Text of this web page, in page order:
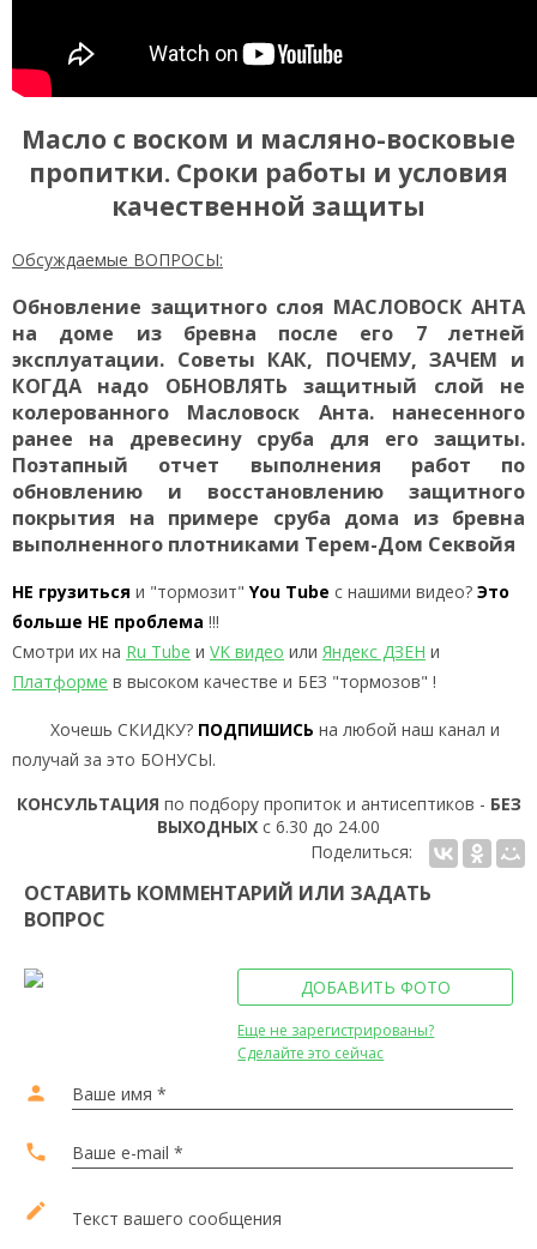
Масло с воском и масляно-восковые
пропитки. Сроки работы и условия
качественной защиты
Обсуждаемые ВОПРОСЫ:
Обновление защитного слоя МАСЛОВОСК АНТА
на доме из бревна после его 7 летней
эксплуатации. Советы КАК, ПОЧЕМУ, ЗАЧЕМ и
КОГДА надо ОБНОВЛЯТЬ защитный слой не
колерованного Масловоск Анта. нанесенного
ранее на древесину сруба для его защиты.
Поэтапный отчет выполнения работ по
обновлению и восстановлению защитного
покрытия на примере сруба дома из бревна
выполненного плотниками Терем-Дом Секвойя
НЕ грузиться и "тормозит" You Tube с нашими видео? Это
больше НЕ проблема !!!
Смотри их на Ru Tube и VK видео или Яндекс ДЗЕН и
Платформе в высоком качестве и БЕЗ "тормозов" !
Хочешь СКИДКУ? ПОДПИШИСЬ на любой наш канал и
получай за это БОНУСЫ.
КОНСУЛЬТАЦИЯ по подбору пропиток и антисептиков - БЕЗ
ВЫХОДНЫХ с 6.30 до 24.00
Поделиться:
ОСТАВИТЬ КОММЕНТАРИЙ ИЛИ ЗАДАТЬ
ВОПРОС
ДОБАВИТЬ ФОТО
Еще не зарегистрированы?
Сделайте это сейчас
person Ваше имя *
local_phone Ваше e-mail *
edit Текст вашего сообщения